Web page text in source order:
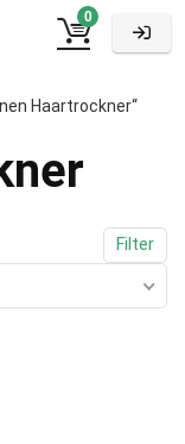
0
Haartrockner“
Filter